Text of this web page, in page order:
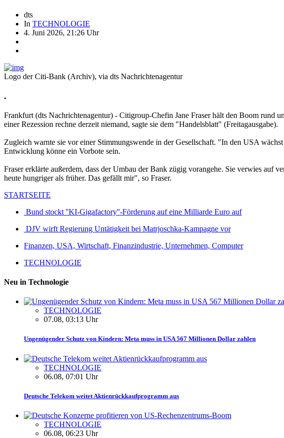
dts
In TECHNOLOGIE
4. Juni 2026, 21:26 Uhr
Logo der Citi-Bank (Archiv), via dts Nachrichtenagentur
.
Frankfurt (dts Nachrichtenagentur) - Citigroup-Chefin Jane Fraser hält den Boom
einer Rezession rechne derzeit niemand, sagte sie dem "Handelsblatt" (Freitagausgabe).
Zugleich warnte sie vor einer Stimmungswende in der Gesellschaft. "In den USA
Entwicklung könne ein Vorbote sein.
Fraser erklärte außerdem, dass der Umbau der Bank zügig vorangehe. Sie verwies auf
heute hungriger als früher. Das gefällt mir", so Fraser.
STARTSEITE
Bund stockt ''KI-Gigafactory''-Förderung auf eine Milliarde Euro auf
DJV wirft Regierung Untätigkeit bei Matrjoschka-Kampagne vor
Finanzen, USA, Wirtschaft, Finanzindustrie, Unternehmen, Computer
TECHNOLOGIE
Neu in Technologie
TECHNOLOGIE
07.08, 03:13 Uhr
Ungenügender Schutz von Kindern: Meta muss in USA 567 Millionen Dollar zahlen
TECHNOLOGIE
06.08, 07:01 Uhr
Deutsche Telekom weitet Aktienrückkaufprogramm aus
TECHNOLOGIE
06.08, 06:23 Uhr